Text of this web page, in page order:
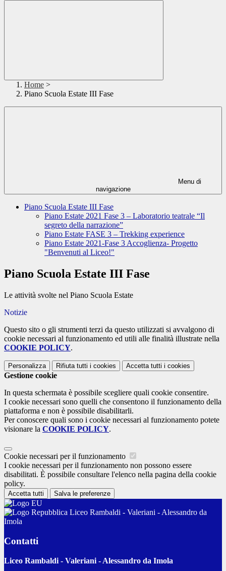
Home >
Piano Scuola Estate III Fase
Menu di
navigazione
Piano Scuola Estate III Fase
Piano Estate 2021 Fase 3 – Laboratorio teatrale “Il
segreto della narrazione”
Piano Estate FASE 3 – Trekking experience
Piano Estate 2021-Fase 3 Accoglienza- Progetto
"Benvenuti al Liceo!"
Piano Scuola Estate III Fase
Le attività svolte nel Piano Scuola Estate
Notizie
Questo sito o gli strumenti terzi da questo utilizzati si avvalgono di
cookie necessari al funzionamento ed utili alle finalità illustrate nella
COOKIE POLICY.
Personalizza Rifiuta tutti i cookies Accetta tutti i cookies
Gestione cookie
In questa schermata è possibile scegliere quali cookie consentire.
I cookie necessari sono quelli che consentono il funzionamento della
piattaforma e non è possibile disabilitarli.
Per conoscere quali sono i cookie necessari al funzionamento potete
visionare la COOKIE POLICY.
Cookie necessari per il funzionamento
I cookie necessari per il funzionamento non possono essere
disabilitati. È possibile consultare l'elenco nella pagina della cookie
policy.
Accetta tutti Salva le preferenze
Liceo Rambaldi - Valeriani - Alessandro da
Imola
Contatti
Liceo Rambaldi - Valeriani - Alessandro da Imola